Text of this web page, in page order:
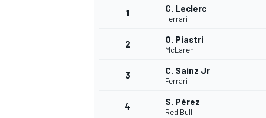
1 C. Leclerc
Ferrari
2 O. Piastri
McLaren
3 C. Sainz Jr
Ferrari
4 S. Pérez
Red Bull